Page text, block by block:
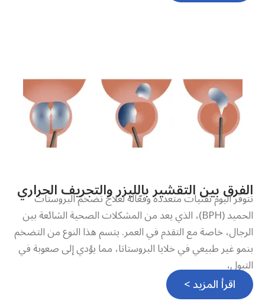
الفرق بين التقشير بالليزر والتجريف الحراري
تتوفر اليوم تقنيات متعددة وفعّالة لعلاج تضخم البروستات
الحميد (BPH)، الذي يعد من المشكلات الصحية الشائعة بين
الرجال، خاصة مع التقدم في العمر. يتسم هذا النوع من التضخم
بنمو غير طبيعي في خلايا البروستاتا، مما يؤدي إلى صعوبة في
التبول،
اقرأ المزيد >